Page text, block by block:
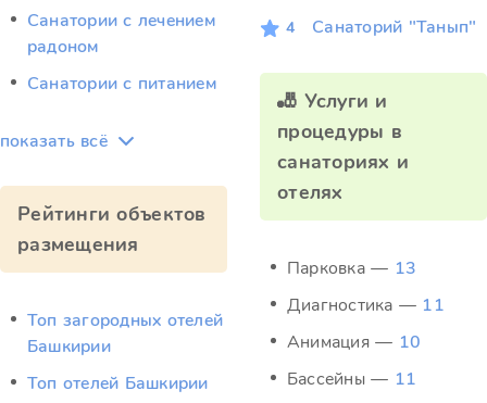
Санатории с лечением
радоном
Санатории с питанием
показать всё
Рейтинги объектов
размещения
Топ загородных отелей
Башкирии
Топ отелей Башкирии
4 Санаторий "Танып"
🎳 Услуги и
процедуры в
санаториях и
отелях
Парковка — 13
Диагностика — 11
Анимация — 10
Бассейны — 11